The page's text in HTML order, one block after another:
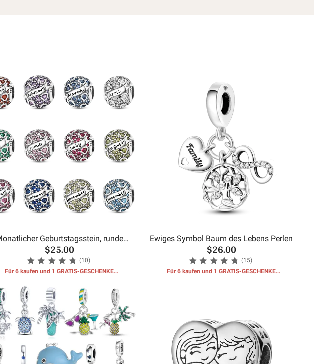
Geburtstagsstein, runde
Perlen
$25.00
(10)
Für 6 kaufen und 1 GRATIS-GESCHENKE
Ewiges Symbol Baum des Lebens Perlen
$26.00
(15)
Für 6 kaufen und 1 GRATIS-GESCHENKE